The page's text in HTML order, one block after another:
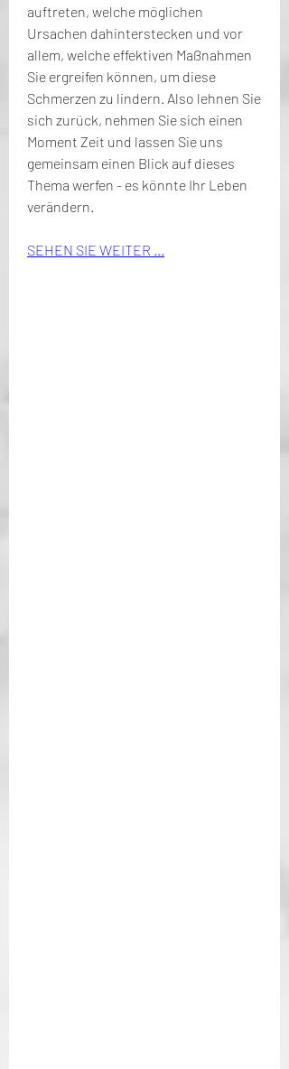
auftreten, welche möglichen
Ursachen dahinterstecken und vor
allem, welche effektiven Maßnahmen
Sie ergreifen können, um diese
Schmerzen zu lindern. Also lehnen Sie
sich zurück, nehmen Sie sich einen
Moment Zeit und lassen Sie uns
gemeinsam einen Blick auf dieses
Thema werfen - es könnte Ihr Leben
verändern.
SEHEN SIE WEITER ...